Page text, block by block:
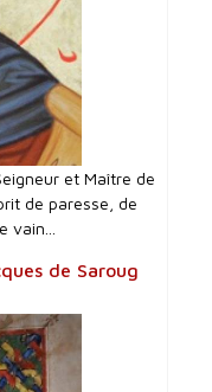
et Maître de
de paresse, de
de Saroug